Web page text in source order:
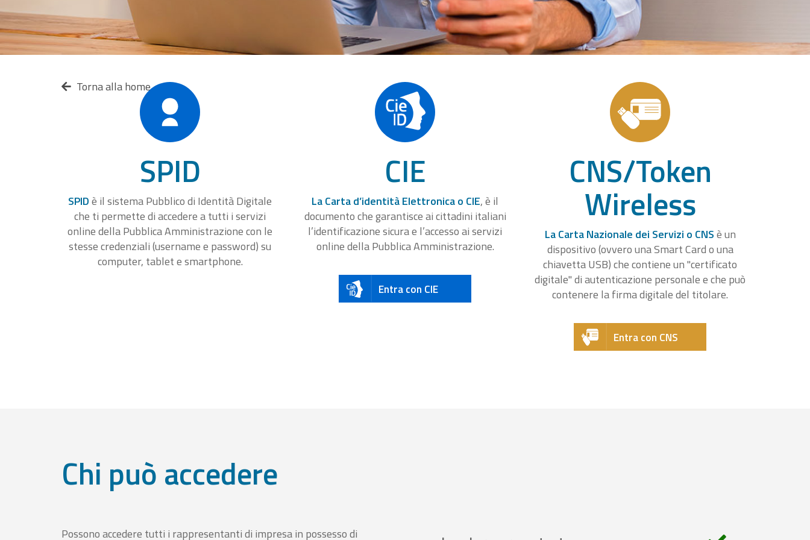
Torna alla home
SPID
SPIDè il sistema Pubblico di Identità Digitale
che ti permette di accedere a tutti i servizi
online della Pubblica Amministrazione con le
stesse credenziali (username e password) su
computer, tablet e smartphone.
CIE
La Carta d’identità Elettronica o CIE, è il
documento che garantisce ai cittadini italiani
l’identificazione sicura e l’accesso ai servizi
online della Pubblica Amministrazione.
Entra con CIE
CNS/Token
Wireless
La Carta Nazionale dei Servizi o CNSè un
dispositivo (ovvero una Smart Card o una
chiavetta USB) che contiene un "certificato
digitale" di autenticazione personale e che può
contenere la firma digitale del titolare.
Entra con CNS
Chi può accedere
Possono accedere tutti i rappresentanti di impresa in possesso di